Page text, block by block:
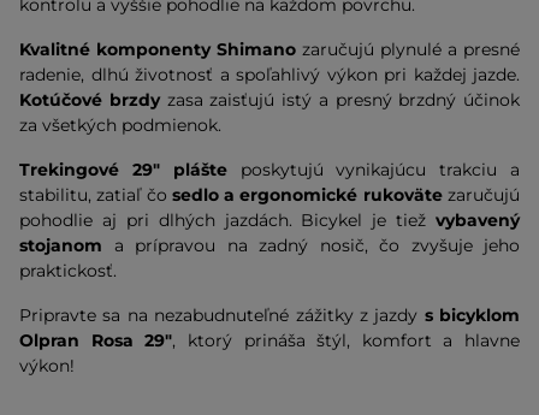
kontrolu a vyššie pohodlie na každom povrchu.
Kvalitné komponenty Shimano zaručujú plynulé a presné
radenie, dlhú životnosť a spoľahlivý výkon pri každej jazde.
Kotúčové brzdy zasa zaisťujú istý a presný brzdný účinok
za všetkých podmienok.
Trekingové 29" plášteposkytujú vynikajúcu trakciu a
stabilitu, zatiaľ čo sedlo a ergonomické rukovätezaručujú
pohodlie aj pri dlhých jazdách. Bicykel je tiež vybavený
stojanom a prípravou na zadný nosič, čo zvyšuje jeho
praktickosť.
Pripravte sa na nezabudnuteľné zážitky z jazdy s bicyklom
Olpran Rosa 29", ktorý prináša štýl, komfort a hlavne
výkon!